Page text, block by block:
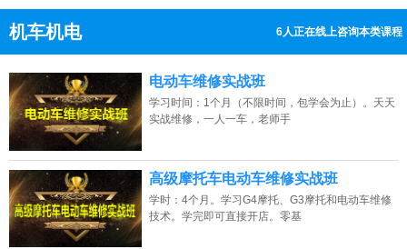
机车机电 6人正在线上咨询本类课程
点击免费咨询电话：13807313137
电动车维修实战班
学习时间：1个月（不限时间，包学会为止）。天天
实战维修，一人一车，老师手
高级摩托车电动车维修实战班
学时：4个月。学习G4摩托、G3摩托和电动车维修
技术。学完即可直接开店。零基